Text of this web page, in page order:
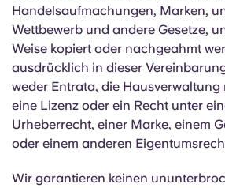
Handelsaufmachungen, Marken,
Wettbewerb und andere Gesetze,
Weise kopiert oder nachgeahmt
ausdrücklich in dieser
weder Entrata, die
eine Lizenz oder ein Recht unter
Urheberrecht, einer Marke, einem
oder einem anderen
Wir garantieren keinen